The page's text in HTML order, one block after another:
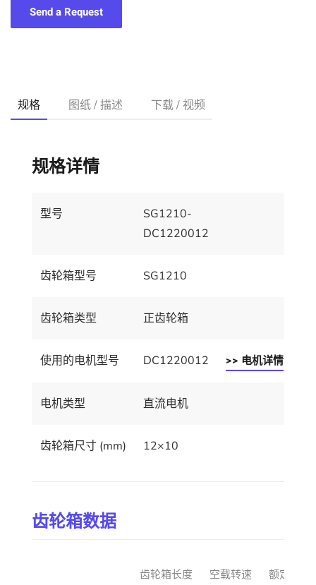
Send a Request
规格 图纸 / 描述 下载 / 视频
规格详情
型号
SG1210-
DC1220012
齿轮箱型号 SG1210
齿轮箱类型 正齿轮箱
使用的电机型号 DC1220012 >> 电机详情
电机类型 直流电机
齿轮箱尺寸 (mm) 12×10
齿轮箱数据
齿轮箱长度
空载转速
额定转速